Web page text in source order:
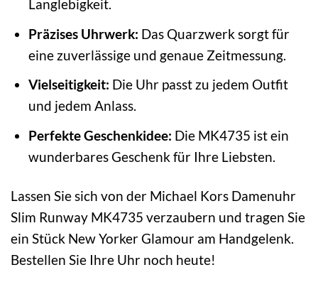
Langlebigkeit.
Präzises Uhrwerk: Das Quarzwerk sorgt für
eine zuverlässige und genaue Zeitmessung.
Vielseitigkeit: Die Uhr passt zu jedem Outfit
und jedem Anlass.
Perfekte Geschenkidee: Die MK4735 ist ein
wunderbares Geschenk für Ihre Liebsten.
Lassen Sie sich von der Michael Kors Damenuhr
Slim Runway MK4735 verzaubern und tragen Sie
ein Stück New Yorker Glamour am Handgelenk.
Bestellen Sie Ihre Uhr noch heute!